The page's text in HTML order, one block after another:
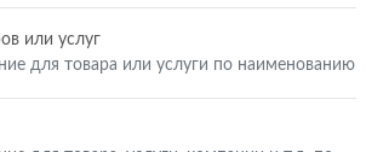
или услуг
для товара или услуги по наименованию